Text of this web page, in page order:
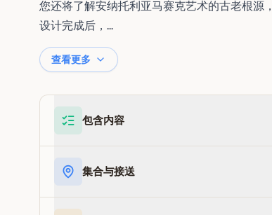
您还将了解安纳托利亚马赛克艺术的古老根源
设计完成后，...
查看更多
包含内容
集合与接送